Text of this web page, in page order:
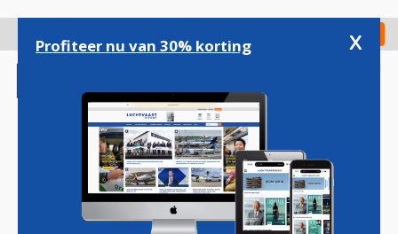
gaan
Check in
Magazine Podcasts Vacatures
Profiteer nu van 30% korting x